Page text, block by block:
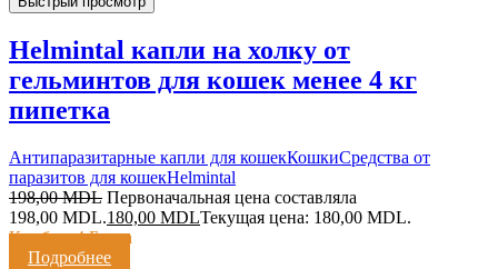
Helmintal капли на холку от
гельминтов для кошек менее 4 кг
пипетка
Антипаразитарные капли для кошекКошкиСредства от
паразитов для кошекHelmintal
198,00MDL Первоначальная цена составляла
198,00 MDL.180,00 MDLТекущая цена: 180,00 MDL.
Кешбэк:4 Балла
Подробнее